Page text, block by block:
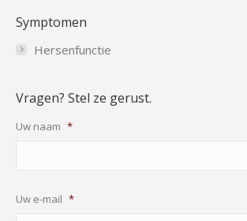
Symptomen
Hersenfunctie
Vragen? Stel ze gerust.
Uw naam *
Uw e-mail *